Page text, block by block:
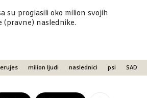
su proglasili oko milion svojih
(pravne) naslednike.
milion ljudi naslednici psi SAD